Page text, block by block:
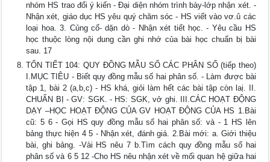
nhóm HS trao đổi ý kiến - Đại diện nhóm trình bày-lớp nhận xét. -
Nhận xét, giáo dục HS yêu quý chăm sóc - HS viết vào vơ.û các
loại hoa. 3. Củng cố- dặn dò - Nhận xét tiết học. - Yêu cầu HS
học thuộc lòng nội dung cần ghi nhớ của bài học chuẩn bị bài
sau. 17
TỐN TIẾT 104: QUY ĐỒNG MẪU SỐ CÁC PHÂN SỐ (tiếp theo)
I.MỤC TIÊU - Biết quy đồng mẫu số hai phân số. - Làm được bài
tập 1, bài 2 (a,b,c) - HS khá, giỏi làm hết các bài tập còn laị. II.
CHUẨN BỊ - GV: SGK. - HS: SGK, vở ghi. III.CÁC HOẠT ĐỘNG
DẠY –HỌC HOẠT ĐỘNG CỦA GV HOẠT ĐỘNG CỦA HS 1.Bài
cũ: 5 6 - Gọi HS quy đồng mẫu số hai phân số: và - 1 HS lên
bảng thực hiện 4 5 - Nhận xét, đánh giá. 2.Bài mới: a. Giới thiệu
bài, ghi bảng. -Vài HS nêu 7 b.Tìm cách quy đồng mẫu số hai
phân số và 6 5 12 -Cho HS nêu nhận xét về mối quan hệ giữa hai